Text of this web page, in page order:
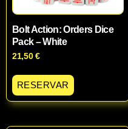
Bolt Action: Orders Dice
Pack – White
21,50€
RESERVAR